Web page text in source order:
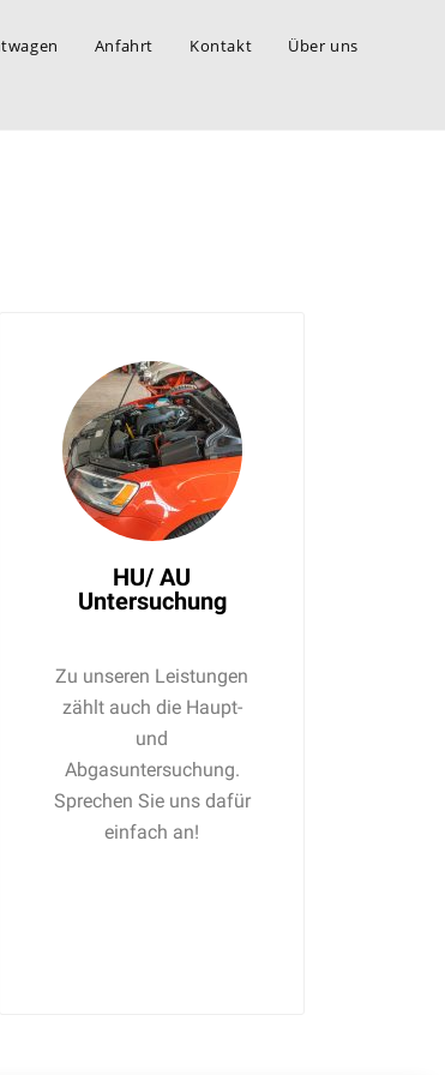
Anfahrt Kontakt Über uns
HU/ AU
Untersuchung
Zu unseren Leistungen
zählt auch die Haupt-
und
Abgasuntersuchung.
Sprechen Sie uns dafür
einfach an!